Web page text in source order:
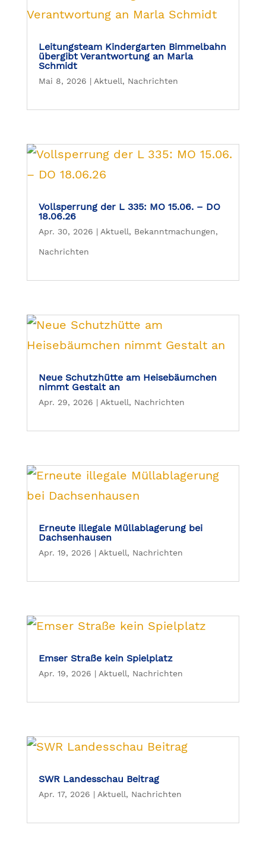
Leitungsteam Kindergarten Bimmelbahn
übergibt Verantwortung an Marla
Schmidt
Mai 8, 2026 | Aktuell, Nachrichten
Vollsperrung der L 335: MO 15.06. – DO
18.06.26
Apr. 30, 2026 | Aktuell, Bekanntmachungen,
Nachrichten
Neue Schutzhütte am Heisebäumchen
nimmt Gestalt an
Apr. 29, 2026 | Aktuell, Nachrichten
Erneute illegale Müllablagerung bei
Dachsenhausen
Apr. 19, 2026 | Aktuell, Nachrichten
Emser Straße kein Spielplatz
Apr. 19, 2026 | Aktuell, Nachrichten
SWR Landesschau Beitrag
Apr. 17, 2026 | Aktuell, Nachrichten